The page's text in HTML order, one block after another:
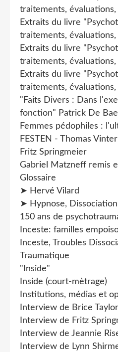
traitements,
Extraits du livre
traitements,
Extraits du livre
traitements,
Extraits du livre
traitements,
"Faits Divers : Dans
fonction" Patrick De
Femmes pédophiles :
FESTEN - Thomas
Fritz Springmeier
Gabriel Matzneff remis
Glossaire
➤ Hervé Vilard
➤ Hypnose,
150 ans de
Inceste: familles
Inceste, Troubles
Traumatique
"Inside"
Inside (court-mètrage)
Institutions, médias et
Interview de Brice Taylor
Interview de Fritz
Interview de Jeannie
Interview de Lynn